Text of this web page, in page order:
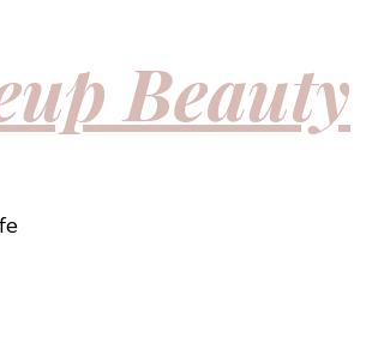
Beauty